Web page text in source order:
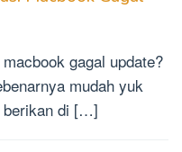
gagal update?
mudah yuk
berikan di […]